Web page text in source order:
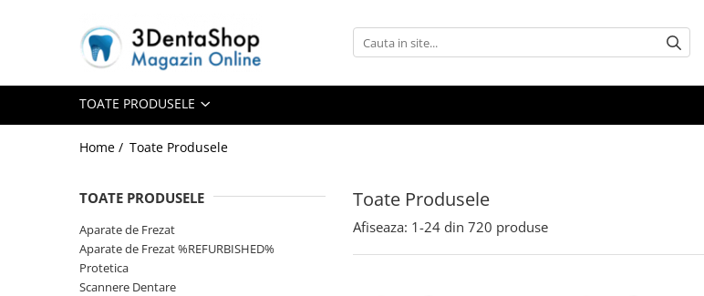
Toate Produsele
Aparate de Frezat
Frezare in 4 axe
Frezare in 5 axe
Frezare in mediu umed
Frezare si Diskchanger
TOATE PRODUSELE
Home / Toate Produsele
Toate Produsele
TOATE PRODUSELE
Aparate de Frezat
Aparate de Frezat %REFURBISHED%
Protetica
Scannere Dentare
Afiseaza: 1-24 din 720 produse